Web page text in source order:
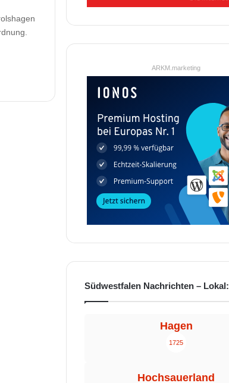
ARKM.marketing
Südwestfalen Nachrichten – Lokal:
Hagen
1725
Hochsauerland